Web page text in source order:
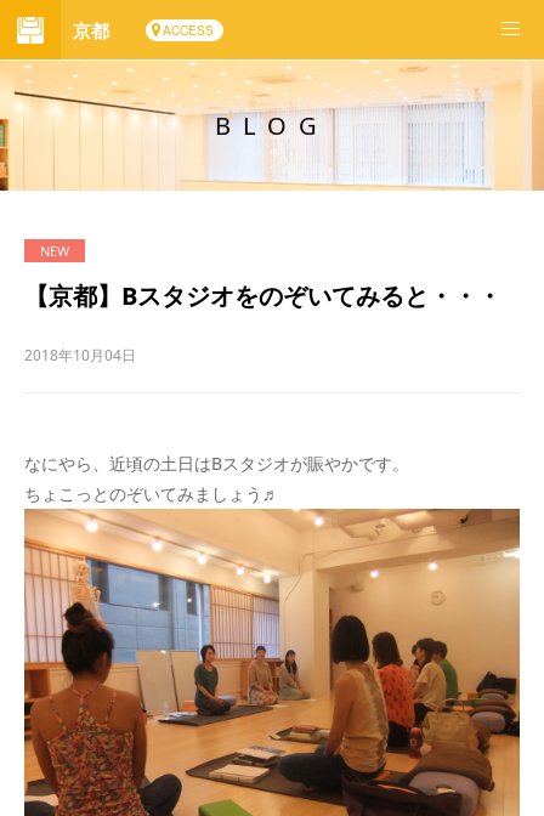
京都 ACCESS
BLOG
【京都】Bスタジオをのぞいてみると・・・
2018年10月04日
なにやら、近頃の土日はBスタジオが賑やかです。
ちょこっとのぞいてみましょう♬